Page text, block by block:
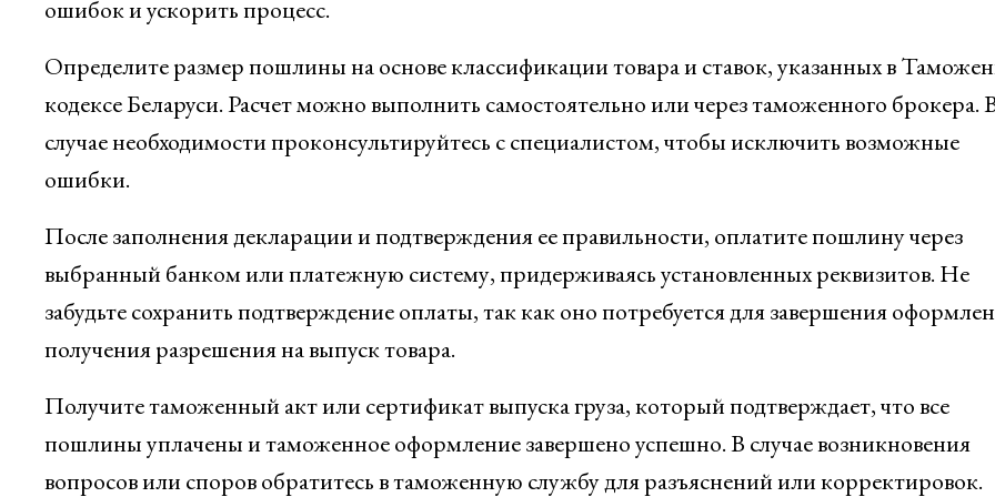
ошибок и ускорить процесс.
Определите размер пошлины на основе классификации товара и ставок, указанных в
кодексе Беларуси. Расчет можно выполнить самостоятельно или через таможенного брокера.
случае необходимости проконсультируйтесь с специалистом, чтобы исключить возможные
ошибки.
После заполнения декларации и подтверждения ее правильности, оплатите пошлину через
выбранный банком или платежную систему, придерживаясь установленных реквизитов. Не
забудьте сохранить подтверждение оплаты, так как оно потребуется для завершения
получения разрешения на выпуск товара.
Получите таможенный акт или сертификат выпуска груза, который подтверждает, что все
пошлины уплачены и таможенное оформление завершено успешно. В случае возникновения
вопросов или споров обратитесь в таможенную службу для разъяснений или корректировок.